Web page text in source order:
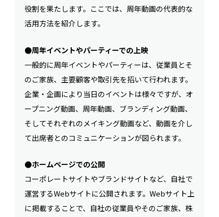
役割を果たします。ここでは、周年動画の代表的な
活用方法を紹介します。
●周年イベントやパーティーでの上映
一般的に周年イベントやパーティーは、従業員とそ
のご家族、主要顧客や取引先を招いて行われます。
企業・企画により当日のイベントは様々ですが、オ
ープニング動画、周年動画、ブランディング動画、
そしてそれぞれのメイキング動画など、動画を介し
て出席者とのコミュニケーションが図られます。
●ホームページでの公開
コーポレートサイトやブランドサイトなど、自社で
運営するWebサイトに公開されます。Webサイト上
に掲載することで、自社の従業員やそのご家族、株